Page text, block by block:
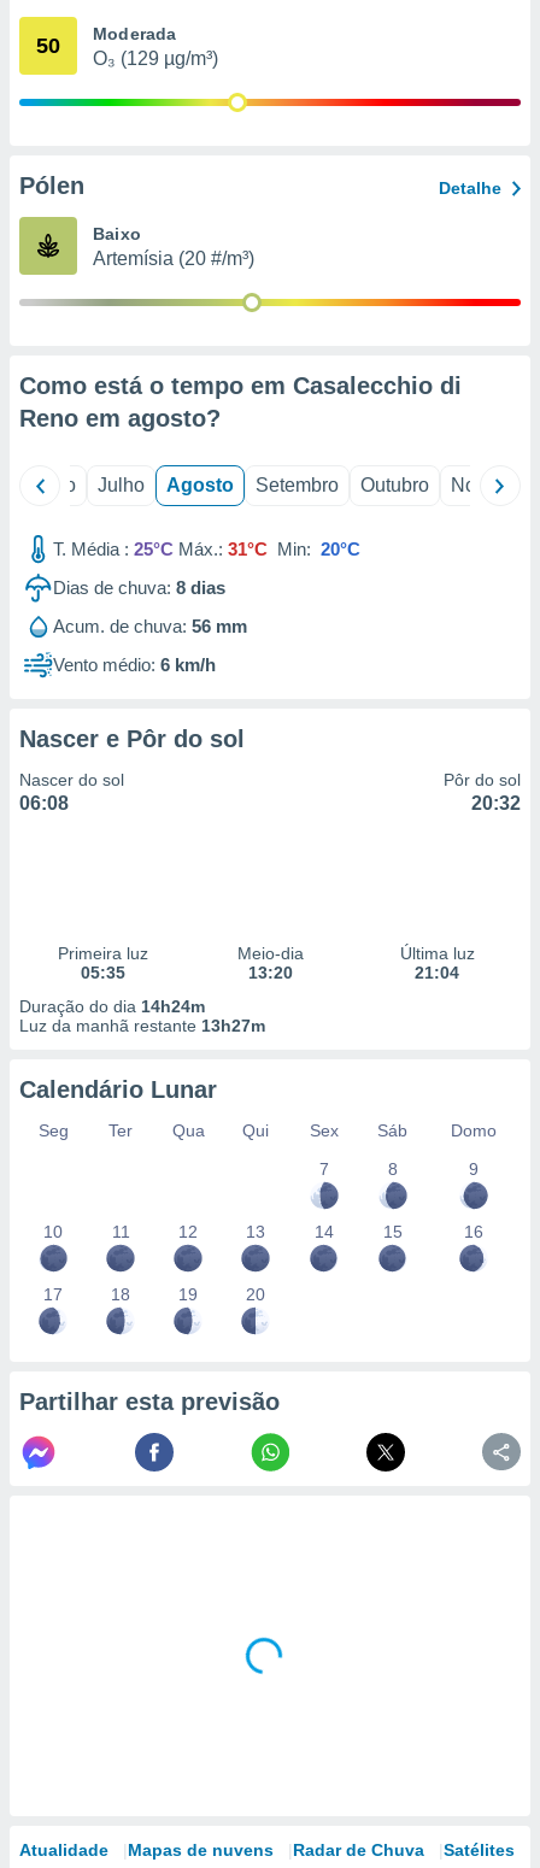
através
estudos
1199
50 Moderada
O₃ (129 µg/m³)
Pólen Detalhe
Baixo
Artemísia (20 #/m³)
Como está o tempo em Casalecchio di
Reno em agosto?
Junho Julho Agosto Setembro Outubro Novembro
T. Média : 25°C Máx.: 31°C Min: 20°C
Dias de chuva: 8 dias
Acum. de chuva: 56 mm
Vento médio: 6 km/h
Nascer e Pôr do sol
Nascer do sol
06:08
Pôr do sol
20:32
Primeira luz
05:35
Meio-dia
13:20
Última luz
21:04
Duração do dia 14h24m
Luz da manhã restante 13h27m
Calendário Lunar
Seg Ter Qua Qui Sex Sáb
Domo
7
8 9
10 11 12 13 14 15 16
17 18 19 20
Partilhar esta previsão
Atualidade Mapas de nuvens Radar de Chuva Satélites